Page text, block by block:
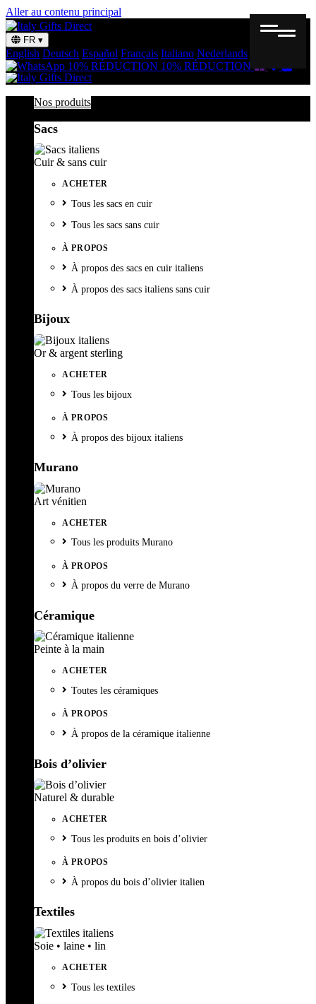
Aller au contenu principal
FR ▾
English Deutsch Español Français Italiano Nederlands
10% RÉDUCTION 10% RÉDUCTION
Nos produits
Sacs
Cuir & sans cuir
ACHETER
Tous les sacs en cuir
Tous les sacs sans cuir
À PROPOS
À propos des sacs en cuir italiens
À propos des sacs italiens sans cuir
Bijoux
Or & argent sterling
ACHETER
Tous les bijoux
À PROPOS
À propos des bijoux italiens
Murano
Art vénitien
ACHETER
Tous les produits Murano
À PROPOS
À propos du verre de Murano
Céramique
Peinte à la main
ACHETER
Toutes les céramiques
À PROPOS
À propos de la céramique italienne
Bois d’olivier
Naturel & durable
ACHETER
Tous les produits en bois d’olivier
À PROPOS
À propos du bois d’olivier italien
Textiles
Soie • laine • lin
ACHETER
Tous les textiles